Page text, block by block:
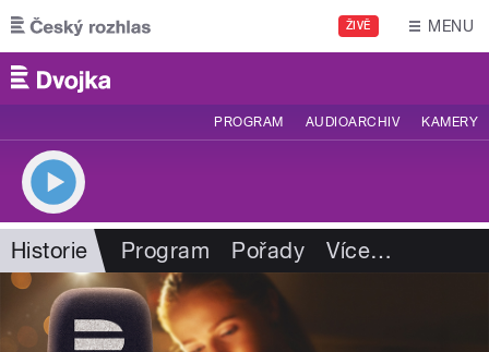
Přejít k hlavnímu obsahu
ŽIVĚ MENU
PROGRAM AUDIOARCHIV KAMERY
Historie Program Pořady Více…